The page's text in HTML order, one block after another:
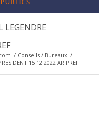
LEGENDRE
/ Conseils / Bureaux /
15 12 2022 AR PREF